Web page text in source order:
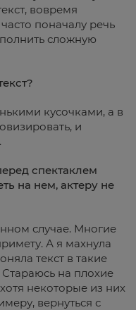
вовремя
поначалу речь
сложную
кусочками, а в
и
спектаклем
на нем, актеру не
случае. Многие
А я махнула
текст в такие
на плохие
некоторые из них
вернуться с